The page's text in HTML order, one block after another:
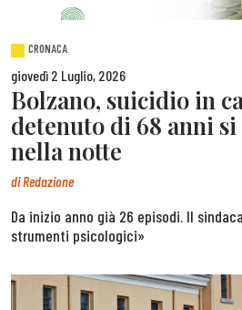
CRONACA
giovedì 2 Luglio, 2026
Bolzano, suicidio in
detenuto di 68 anni
nella notte
diRedazione
Da inizio anno già 26 episodi. Il
strumenti psicologici»